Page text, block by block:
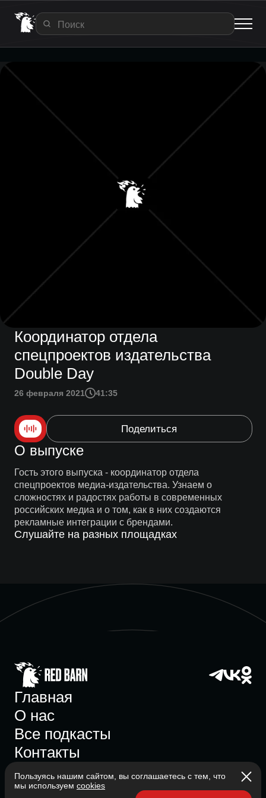
Координатор отдела
спецпроектов издательства
Double Day
26 февраля 2021 41:35
Поделиться
О выпуске
Гость этого выпуска - координатор отдела
спецпроектов медиа-издательства. Узнаем о
сложностях и радостях работы в современных
российских медиа и о том, как в них создаются
рекламные интеграции с брендами.
Слушайте на разных площадках
Главная
О нас
Все подкасты
Контакты
Пользуясь нашим сайтом, вы соглашаетесь с тем, что
мы используем cookies